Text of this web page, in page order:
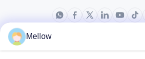
ผลิตภัณฑ์
Mellow